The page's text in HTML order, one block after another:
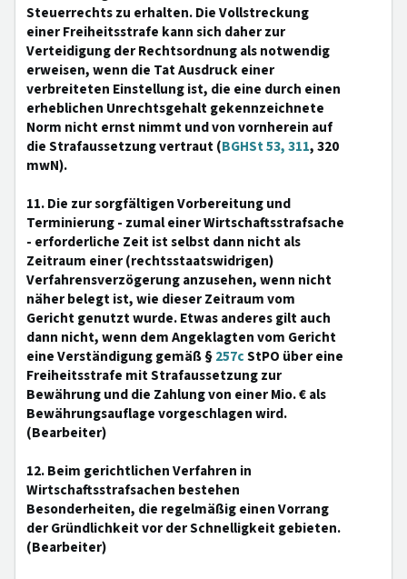
Steuerrechts zu erhalten. Die Vollstreckung
einer Freiheitsstrafe kann sich daher zur
Verteidigung der Rechtsordnung als notwendig
erweisen, wenn die Tat Ausdruck einer
verbreiteten Einstellung ist, die eine durch einen
erheblichen Unrechtsgehalt gekennzeichnete
Norm nicht ernst nimmt und von vornherein auf
die Strafaussetzung vertraut (BGHSt 53, 311, 320
mwN).
11. Die zur sorgfältigen Vorbereitung und
Terminierung - zumal einer Wirtschaftsstrafsache
- erforderliche Zeit ist selbst dann nicht als
Zeitraum einer (rechtsstaatswidrigen)
Verfahrensverzögerung anzusehen, wenn nicht
näher belegt ist, wie dieser Zeitraum vom
Gericht genutzt wurde. Etwas anderes gilt auch
dann nicht, wenn dem Angeklagten vom Gericht
eine Verständigung gemäß §257cStPO über eine
Freiheitsstrafe mit Strafaussetzung zur
Bewährung und die Zahlung von einer Mio. € als
Bewährungsauflage vorgeschlagen wird.
(Bearbeiter)
12. Beim gerichtlichen Verfahren in
Wirtschaftsstrafsachen bestehen
Besonderheiten, die regelmäßig einen Vorrang
der Gründlichkeit vor der Schnelligkeit gebieten.
(Bearbeiter)